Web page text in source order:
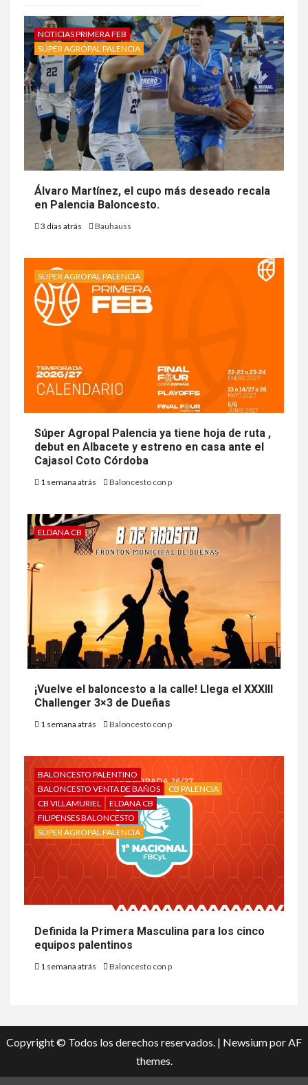
NOTICIAS PRIMERA FEB
SÚPER AGROPAL PALENCIA
Álvaro Martínez, el cupo más deseado recala
en Palencia Baloncesto.
3 días atrás Bauhauss
SÚPER AGROPAL PALENCIA
Súper Agropal Palencia ya tiene hoja de ruta ,
debut en Albacete y estreno en casa ante el
Cajasol Coto Córdoba
1 semana atrás Baloncesto con p
ELDANA CB
¡Vuelve el baloncesto a la calle! Llega el XXXIII
Challenger 3×3 de Dueñas
1 semana atrás Baloncesto con p
BALONCESTO PALENTINO
BALONCESTO VENTA DE BAÑOS
CB PALENCIA
CB VILLAMURIEL
ELDANA CB
FILIPENSES BALONCESTO
SÚPER AGROPAL PALENCIA
Definida la Primera Masculina para los cinco
equipos palentinos
1 semana atrás Baloncesto con p
Copyright © Todos los derechos reservados. | Newsiumpor AF
themes.